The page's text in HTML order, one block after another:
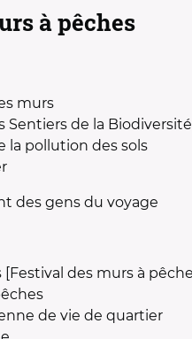
à pêches
murs
de la Biodiversité
la pollution des sols
des gens du voyage
des murs à
de vie de quartier